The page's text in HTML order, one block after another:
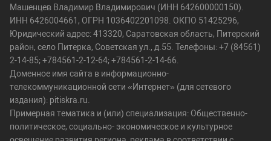
Машенцев Владимир Владимирович (ИНН 642600000150).
ИНН 6426004661, ОГРН 1036402201098. ОКПО 51425296,
Юридический адрес: 413320, Саратовская область, Питерский
район, село Питерка, Советская ул., д.55. Телефоны: +7 (84561)
2-14-85; +784561-2-12-64; +784561-2-14-66.
Доменное имя сайта в информационно-
телекоммуникационной сети «Интернет» (для сетевого
издания): pitiskra.ru.
Примерная тематика и (или) специализация: Общественно-
политическое, социально- экономическое и культурное